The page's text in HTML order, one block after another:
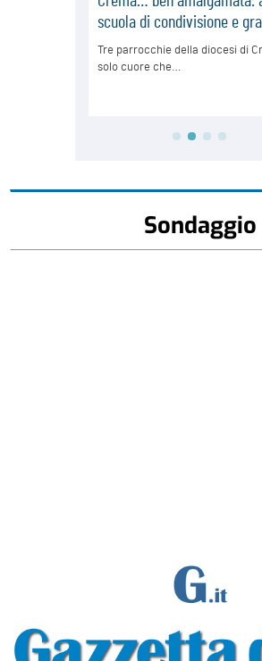
Sondaggio